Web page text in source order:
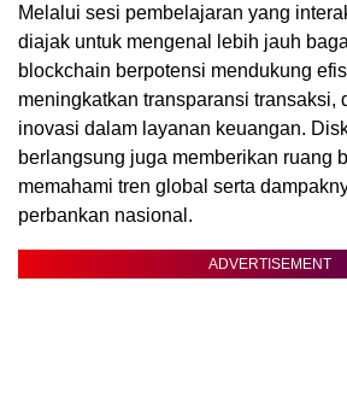
Melalui sesi pembelajaran yang
diajak untuk mengenal lebih jauh
blockchain berpotensi mendukung
meningkatkan transparansi transaksi,
inovasi dalam layanan keuangan.
berlangsung juga memberikan ruang
memahami tren global serta
perbankan nasional.
ADVERTISEMENT